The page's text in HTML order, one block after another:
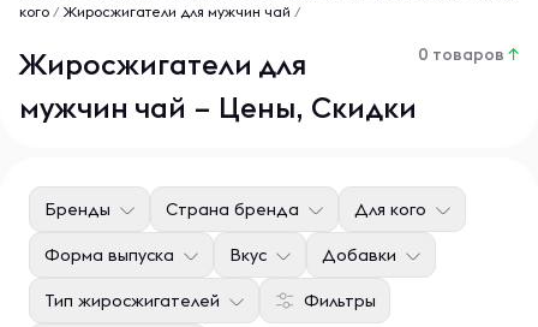
кого / Жиросжигатели для мужчин чай /
Жиросжигатели для
мужчин чай – Цены, Скидки
0 товаров ↑
Фильтры
Бренды Страна бренда Для кого
Форма выпуска Вкус Добавки
Тип жиросжигателей